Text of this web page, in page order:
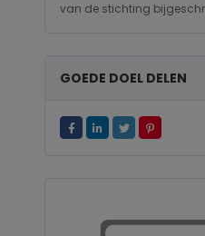
van de stichting
GOEDE DOEL DELEN